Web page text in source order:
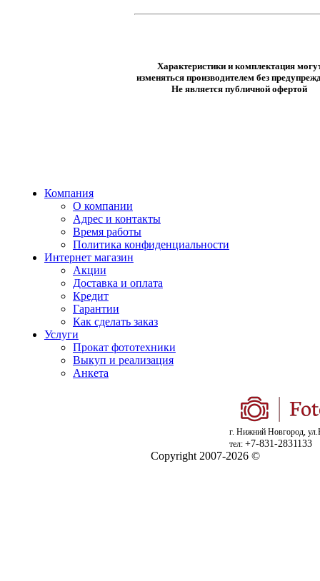
Характеристики и комплектация
изменяться производителем без
Не является публичной офертой
Компания
О компании
Адрес и контакты
Время работы
Политика конфиденциальности
Интернет магазин
Акции
Доставка и оплата
Кредит
Гарантии
Как сделать заказ
Услуги
Прокат фототехники
Выкуп и реализация
Анкета
г. Нижний Новгород,
тел: +7-831-2831133
Copyright 2007-2026 ©